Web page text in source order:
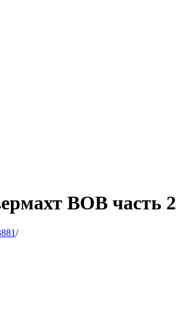
ВОВ часть 2
/